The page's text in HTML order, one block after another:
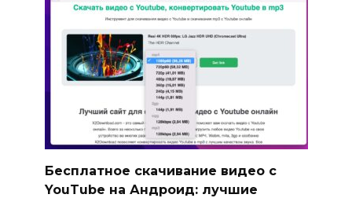
Бесплатное скачивание видео с
YouTube на Андроид: лучшие